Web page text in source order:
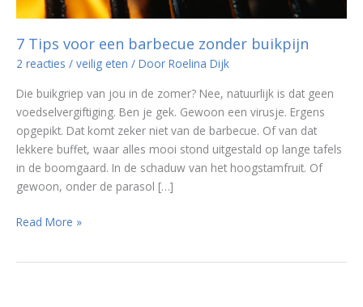
7 Tips voor een barbecue zonder buikpijn
2 reacties / veilig eten / Door Roelina Dijk
Die buikgriep van jou in de zomer? Nee, natuurlijk is dat geen
voedselvergiftiging. Ben je gek. Gewoon een virusje. Ergens
opgepikt. Dat komt zeker niet van de barbecue. Of van dat
lekkere buffet, waar alles mooi stond uitgestald op lange tafels
in de boomgaard. In de schaduw van het hoogstamfruit. Of
gewoon, onder de parasol […]
7
voor
Read More »